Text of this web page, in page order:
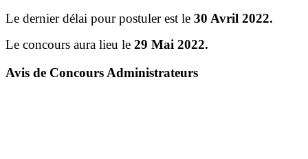
Le dernier délai pour postuler est le 30 Avril 2022.
Le concours aura lieu le 29 Mai 2022.
Avis de Concours Administrateurs